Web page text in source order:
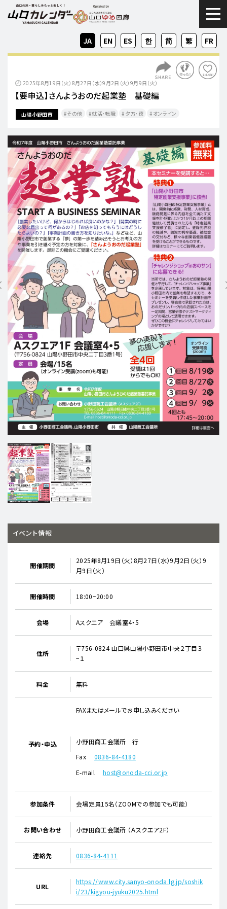
ZH-
CN
ZH-
TW
EN FR
JA KO
ES
2025年8月19日（火）8月27日（水）9月2日（火）9月9日（火）
【要申込】さんようおのだ起業塾 基礎編
山陽小野田市 その他 就活・転職​ 夕方・夜​ オンライン​
イベント情報
開催期間
2025年8月19日（火）8月27日（水）9月2日（火）9
月9日（火）
開催時間 18:00~20:00
会場 Aスクエア 会議室4・5
住所
〒756-0824 山口県山陽小野田市中央２丁目３
−１
料金 無料
予約・申込
FAXまたはメールでお申し込みください
小野田商工会議所 行
Fax 0836-84-4180
E-mail host@onoda-cci.or.jp
参加条件 会場定員15名（ZOOMでの参加でも可能）
お問い合わせ 小野田商工会議所 （Ａスクエア2F）
連絡先 0836-84-4111
URL
https://www.city.sanyo-onoda.lg.jp/soshik
i/23/kigyou-jyuku2025.html